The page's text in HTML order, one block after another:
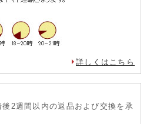
詳しくはこちら
2週間以内の返品および交換を承